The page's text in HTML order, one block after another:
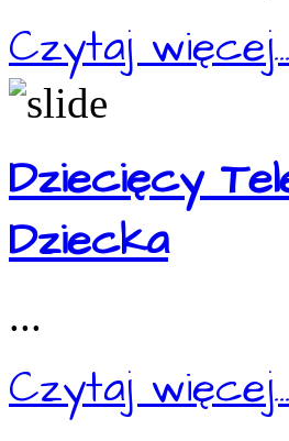
Czytaj więcej...
Dziecięcy
Dziecka
...
Czytaj więcej...